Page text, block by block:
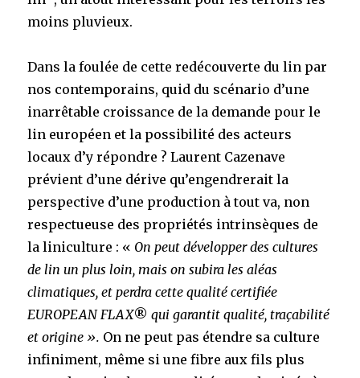
moins pluvieux.
Dans la foulée de cette redécouverte du lin par
nos contemporains, quid du scénario d’une
inarrêtable croissance de la demande pour le
lin européen et la possibilité des acteurs
locaux d’y répondre ? Laurent Cazenave
prévient d’une dérive qu’engendrerait la
perspective d’une production à tout va, non
respectueuse des propriétés intrinsèques de
la liniculture : « On peut développer des cultures
de lin un plus loin, mais on subira les aléas
climatiques, et perdra cette qualité certifiée
EUROPEAN FLAX® qui garantit qualité, traçabilité
et origine ». On ne peut pas étendre sa culture
infiniment, même si une fibre aux fils plus